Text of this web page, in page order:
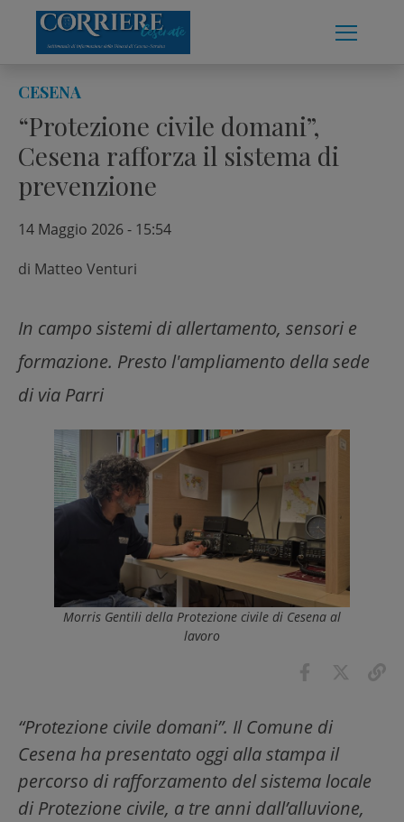
content
CESENA
“Protezione civile domani”,
Cesena rafforza il sistema di
prevenzione
14 Maggio 2026 - 15:54
di Matteo Venturi
In campo sistemi di allertamento, sensori e
formazione. Presto l'ampliamento della sede
di via Parri
Morris Gentili della Protezione civile di Cesena al
lavoro
“Protezione civile domani”. Il Comune di
Cesena ha presentato oggi alla stampa il
percorso di rafforzamento del sistema locale
di Protezione civile, a tre anni dall’alluvione,